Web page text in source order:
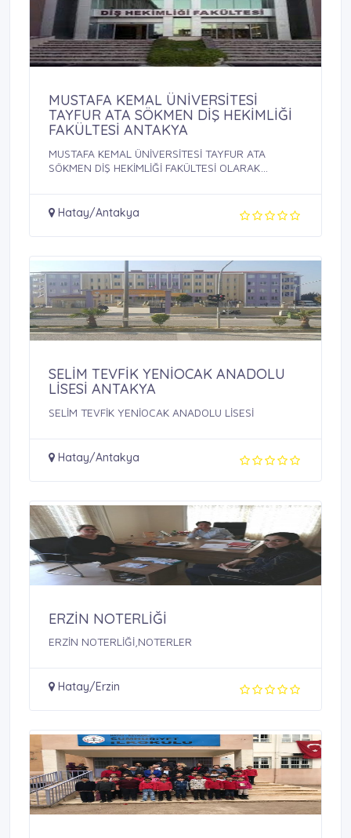
MUSTAFA KEMAL ÜNİVERSİTESİ
TAYFUR ATA SÖKMEN DİŞ HEKİMLİĞİ
FAKÜLTESİ ANTAKYA
MUSTAFA KEMAL ÜNİVERSİTESİ TAYFUR ATA
SÖKMEN DİŞ HEKİMLİĞİ FAKÜLTESİ OLARAK
Hatay/Antakya
SELİM TEVFİK YENİOCAK ANADOLU
LİSESİ ANTAKYA
SELİM TEVFİK YENİOCAK ANADOLU LİSESİ
Hatay/Antakya
ERZİN NOTERLİĞİ
ERZİN NOTERLİĞİ,NOTERLER
Hatay/Erzin